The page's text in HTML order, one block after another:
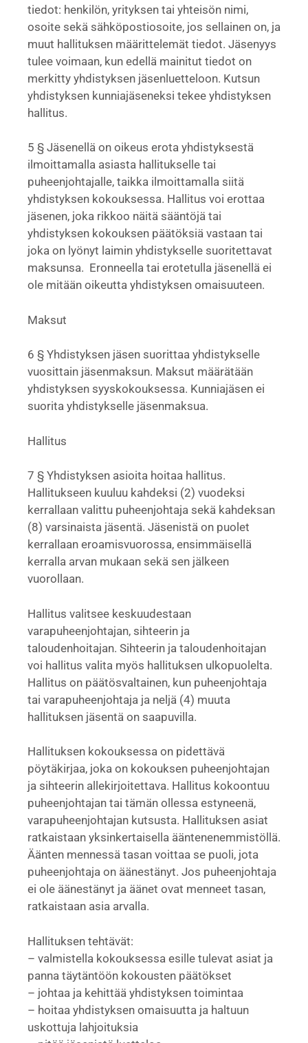
tiedot: henkilön, yrityksen tai yhteisön nimi,
osoite sekä sähköpostiosoite, jos sellainen on, ja
muut hallituksen määrittelemät tiedot. Jäsenyys
tulee voimaan, kun edellä mainitut tiedot on
merkitty yhdistyksen jäsenluetteloon. Kutsun
yhdistyksen kunniajäseneksi tekee yhdistyksen
hallitus.
5 § Jäsenellä on oikeus erota yhdistyksestä
ilmoittamalla asiasta hallitukselle tai
puheenjohtajalle, taikka ilmoittamalla siitä
yhdistyksen kokouksessa. Hallitus voi erottaa
jäsenen, joka rikkoo näitä sääntöjä tai
yhdistyksen kokouksen päätöksiä vastaan tai
joka on lyönyt laimin yhdistykselle suoritettavat
maksunsa. Eronneella tai erotetulla jäsenellä ei
ole mitään oikeutta yhdistyksen omaisuuteen.
Maksut
6 § Yhdistyksen jäsen suorittaa yhdistykselle
vuosittain jäsenmaksun. Maksut määrätään
yhdistyksen syyskokouksessa. Kunniajäsen ei
suorita yhdistykselle jäsenmaksua.
Hallitus
7 § Yhdistyksen asioita hoitaa hallitus.
Hallitukseen kuuluu kahdeksi (2) vuodeksi
kerrallaan valittu puheenjohtaja sekä kahdeksan
(8) varsinaista jäsentä. Jäsenistä on puolet
kerrallaan eroamisvuorossa, ensimmäisellä
kerralla arvan mukaan sekä sen jälkeen
vuorollaan.
Hallitus valitsee keskuudestaan
varapuheenjohtajan, sihteerin ja
taloudenhoitajan. Sihteerin ja taloudenhoitajan
voi hallitus valita myös hallituksen ulkopuolelta.
Hallitus on päätösvaltainen, kun puheenjohtaja
tai varapuheenjohtaja ja neljä (4) muuta
hallituksen jäsentä on saapuvilla.
Hallituksen kokouksessa on pidettävä
pöytäkirjaa, joka on kokouksen puheenjohtajan
ja sihteerin allekirjoitettava. Hallitus kokoontuu
puheenjohtajan tai tämän ollessa estyneenä,
varapuheenjohtajan kutsusta. Hallituksen asiat
ratkaistaan yksinkertaisella ääntenenemmistöllä.
Äänten mennessä tasan voittaa se puoli, jota
puheenjohtaja on äänestänyt. Jos puheenjohtaja
ei ole äänestänyt ja äänet ovat menneet tasan,
ratkaistaan asia arvalla.
Hallituksen tehtävät:
– valmistella kokouksessa esille tulevat asiat ja
panna täytäntöön kokousten päätökset
– johtaa ja kehittää yhdistyksen toimintaa
– hoitaa yhdistyksen omaisuutta ja haltuun
uskottuja lahjoituksia